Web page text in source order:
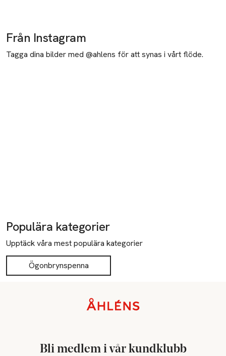
Från Instagram
Tagga dina bilder med @ahlens för att synas i vårt flöde.
Populära kategorier
Upptäck våra mest populära kategorier
Ögonbrynspenna
Bli medlem i vår kundklubb